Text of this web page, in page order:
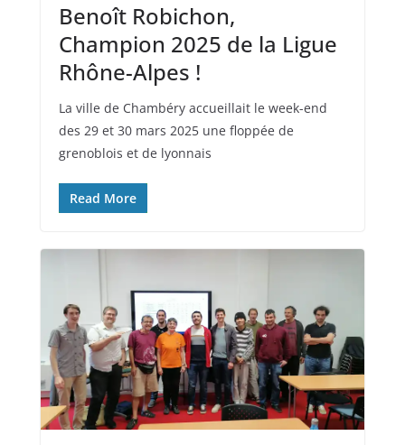
Benoît Robichon,
Champion 2025 de la Ligue
Rhône-Alpes !
La ville de Chambéry accueillait le week-end
des 29 et 30 mars 2025 une floppée de
grenoblois et de lyonnais
Read More